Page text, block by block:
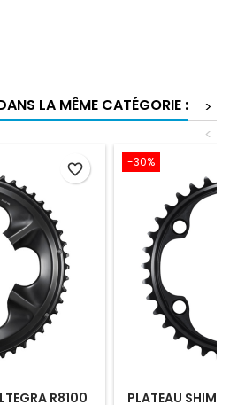
LA MÊME CATÉGORIE :
>
<
R8100
favorite_border -30%
PLATEAU